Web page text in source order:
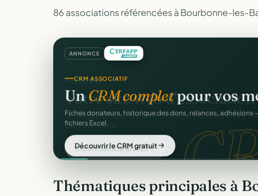
86 associations référencées à Bourbonne-les-
ANNONCE
CRM ASSOCIATIF
UnCRM completpour vos
Fiches donateurs, historique des dons, relances, adhésions
fichiers Excel.
Découvrir le CRM gratuit
Thématiques principales à